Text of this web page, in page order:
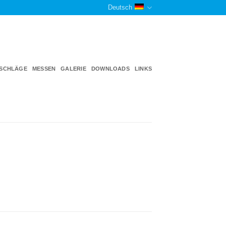
Deutsch
MESSEN GALERIE DOWNLOADS LINKS